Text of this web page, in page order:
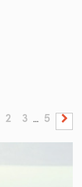
2 3 ... 5